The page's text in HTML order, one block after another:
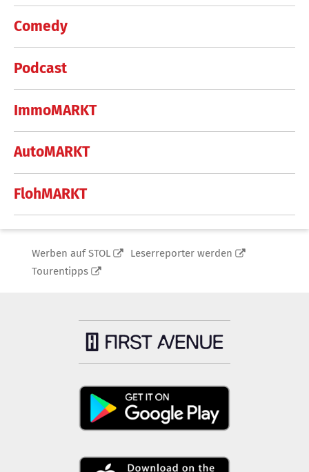
Comedy
Podcast
ImmoMARKT
AutoMARKT
FlohMARKT
Werben auf STOL
Leserreporter werden
Tourentipps